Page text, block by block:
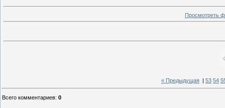
Просмотреть
« Предыдущая 53 54
Всего комментариев: 0